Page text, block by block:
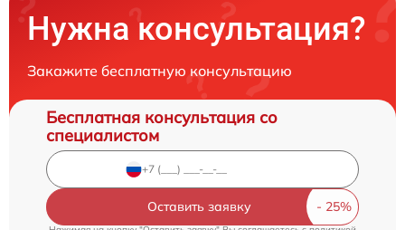
Нужна консультация?
Закажите бесплатную консультацию
Бесплатная консультация со
специалистом
Оставить заявку